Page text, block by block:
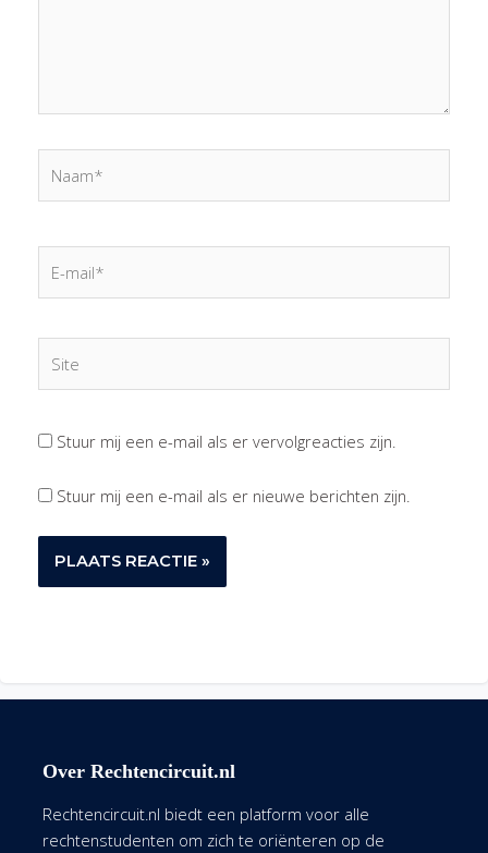
mail*
Stuur mij een e-mail als er vervolgreacties zijn.
Stuur mij een e-mail als er nieuwe berichten zijn.
Over Rechtencircuit.nl
Rechtencircuit.nl biedt een platform voor alle
rechtenstudenten om zich te oriënteren op de